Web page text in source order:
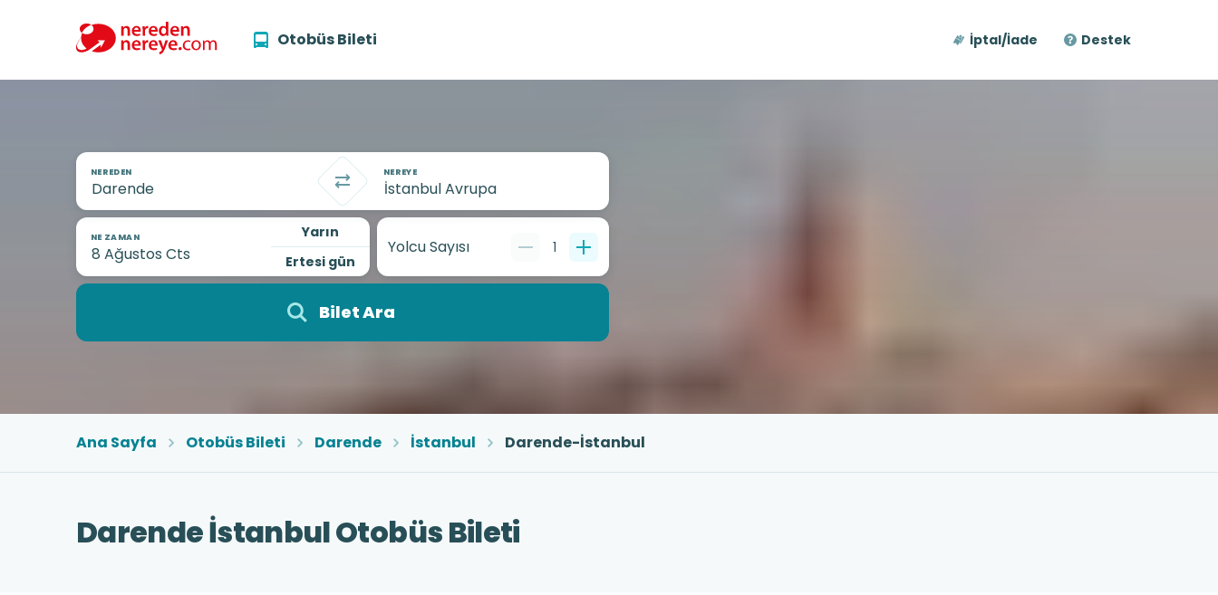
Otobüs Bileti İptal/İade Destek
NEREDEN NEREYE
NE ZAMAN
Yarın
Ertesi gün
Yolcu Sayısı 1
Bilet Ara
Ana Sayfa Otobüs Bileti Darende İstanbul Darende-İstanbul
Darende İstanbul Otobüs Bileti